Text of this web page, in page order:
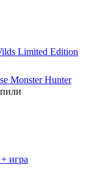
Limited Edition
Monster Hunter
игра